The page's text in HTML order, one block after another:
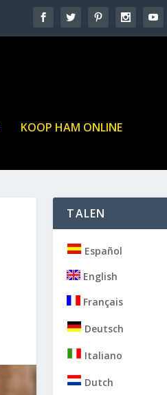
KOOP HAM ONLINE
TALEN
Español
English
Français
Deutsch
Italiano
Dutch